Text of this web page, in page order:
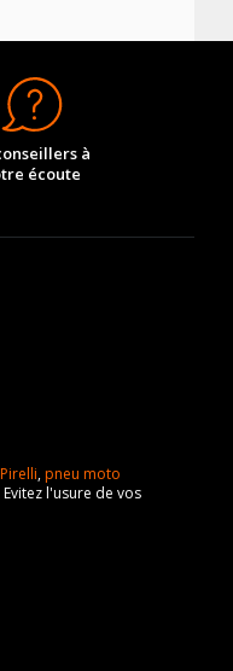
à
écoute
,pneu moto
l'usure de vos